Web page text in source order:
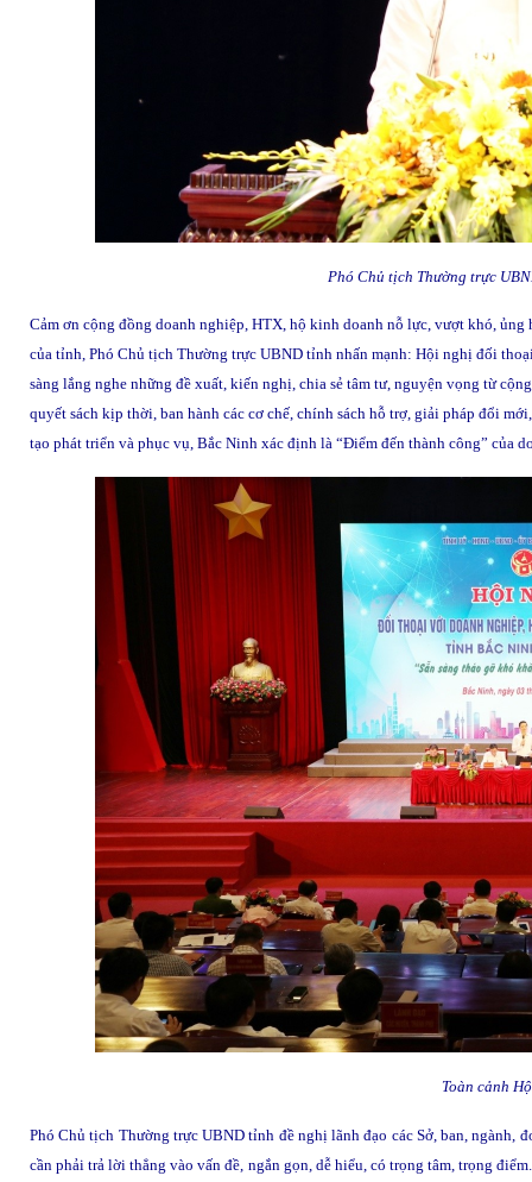
Phó Chủ tịch Thường trực
Cảm ơn cộng đồng doanh nghiệp, HTX, hộ kinh doanh nỗ lực, vượt khó,
của tỉnh, Phó Chủ tịch Thường trực UBND tỉnh nhấn mạnh: Hội nghị đối
sàng lắng nghe những đề xuất, kiến nghị, chia sẻ tâm tư, nguyện vọng từ
quyết sách kịp thời, ban hành các cơ chế, chính sách hỗ trợ, giải pháp đổi
tạo phát triển và phục vụ, Bắc Ninh xác định là “Điểm đến thành công” của
Toàn cảnh
Phó Chủ tịch Thường trực UBND tỉnh đề nghị lãnh đạo các Sở, ban, ngành,
cần phải trả lời thẳng vào vấn đề, ngắn gọn, dễ hiểu, có trọng tâm, trọng